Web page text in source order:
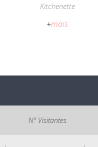
Kitchenette
+mais
Nº Visitantes